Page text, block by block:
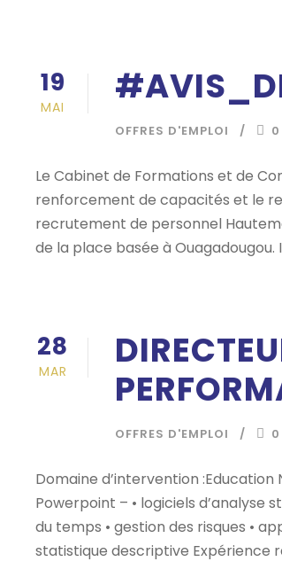
19
MAI
OFFRES D'EMPLOI 0
Le Cabinet de Formations et de
renforcement de capacités et le
recrutement de personnel
de la place basée à Ouagadougou.
28
MAR
OFFRES D'EMPLOI 0
Domaine d’intervention :Education
Powerpoint – • logiciels d’analyse
du temps • gestion des risques •
statistique descriptive Expérience